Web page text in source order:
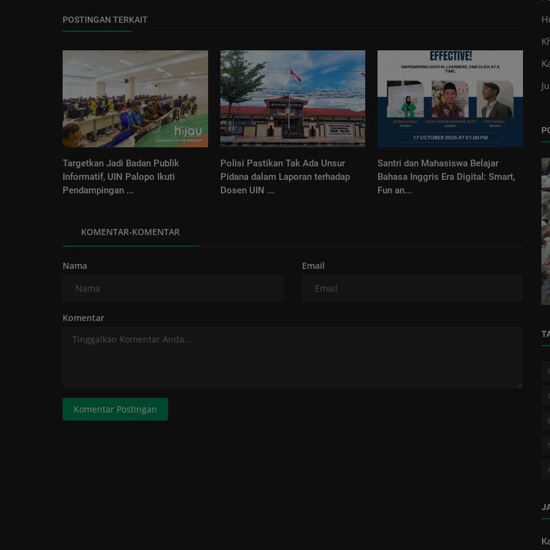
POSTINGAN TERKAIT
Targetkan Jadi Badan Publik
Informatif, UIN Palopo Ikuti
Pendampingan ...
Polisi Pastikan Tak Ada Unsur
Pidana dalam Laporan terhadap
Dosen UIN ...
Santri dan Mahasiswa Belajar
Bahasa Inggris Era Digital: Smart,
Fun an...
KOMENTAR-KOMENTAR
Nama Email
Komentar
Komentar Postingan
Perspektif
Rongkong di Tengah Proyek Geotermal